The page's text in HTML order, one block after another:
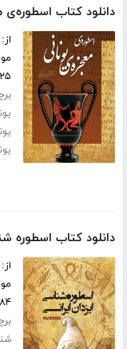
دانلود کتاب اسطوره‌ی
دانلود کتاب اسطوره
۵۸۴